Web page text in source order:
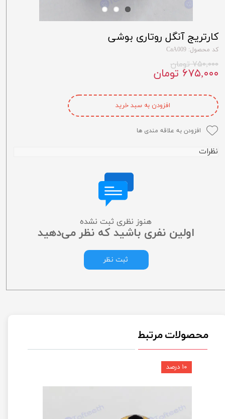
کارتریج آنگل روتاری بوشی
کد محصول: CaA009
۷۵۰,۰۰۰ تومان
۶۷۵,۰۰۰ تومان
افزودن به سبد خرید
افزودن به علاقه مندی ها
نظرات
هنوز نظری ثبت نشده
اولین نفری باشید که نظر می‌دهید
ثبت نظر
محصولات مرتبط
۱۰ درصد